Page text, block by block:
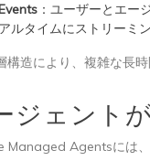
Events ：ユーザーとエー
アルタイムにストリーミ
構造により、複雑な長
ジェント
Managed Agentsには、